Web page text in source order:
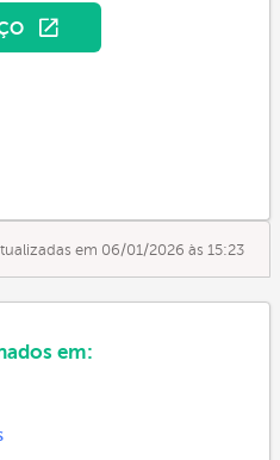
em 06/01/2026 às 15:23
em: